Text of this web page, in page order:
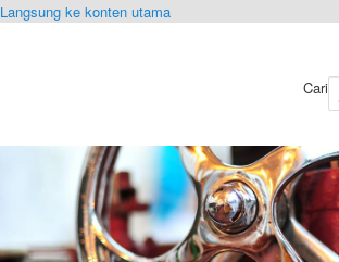
Langsung ke konten utama
Cari